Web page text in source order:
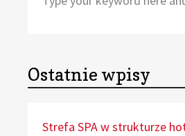
for:
Ostatnie wpisy
Strefa SPA w strukturze